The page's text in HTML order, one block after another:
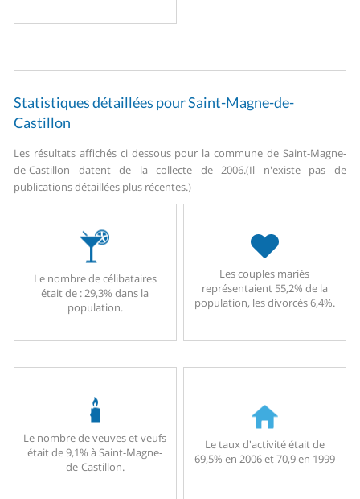
Statistiques détaillées pour Saint-Magne-de-
Castillon
Les résultats affichés ci dessous pour la commune de Saint-Magne-
de-Castillon datent de la collecte de 2006.(Il n'existe pas de
publications détaillées plus récentes.)
Le nombre de célibataires
était de : 29,3% dans la
population.
Les couples mariés
représentaient 55,2% de la
population, les divorcés 6,4%.
Le nombre de veuves et veufs
était de 9,1% à Saint-Magne-
de-Castillon.
Le taux d'activité était de
69,5% en 2006 et 70,9 en 1999